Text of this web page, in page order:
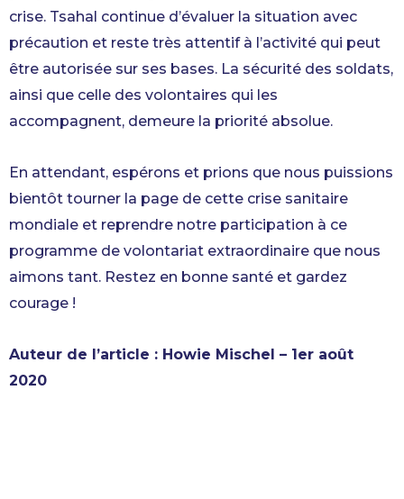
crise. Tsahal continue d’évaluer la situation avec
précaution et reste très attentif à l’activité qui peut
être autorisée sur ses bases. La sécurité des soldats,
ainsi que celle des volontaires qui les
accompagnent, demeure la priorité absolue.
En attendant, espérons et prions que nous puissions
bientôt tourner la page de cette crise sanitaire
mondiale et reprendre notre participation à ce
programme de volontariat extraordinaire que nous
aimons tant. Restez en bonne santé et gardez
courage !
Auteur de l’article : Howie Mischel – 1er août
2020